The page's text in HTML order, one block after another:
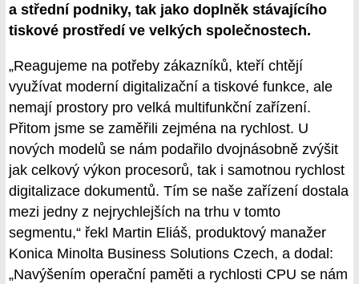
a střední podniky, tak jako doplněk stávajícího
tiskové prostředí ve velkých společnostech.
„Reagujeme na potřeby zákazníků, kteří chtějí
využívat moderní digitalizační a tiskové funkce, ale
nemají prostory pro velká multifunkční zařízení.
Přitom jsme se zaměřili zejména na rychlost. U
nových modelů se nám podařilo dvojnásobně zvýšit
jak celkový výkon procesorů, tak i samotnou rychlost
digitalizace dokumentů. Tím se naše zařízení dostala
mezi jedny z nejrychlejších na trhu v tomto
segmentu,“ řekl Martin Eliáš, produktový manažer
Konica Minolta Business Solutions Czech, a dodal:
„Navýšením operační paměti a rychlosti CPU se nám